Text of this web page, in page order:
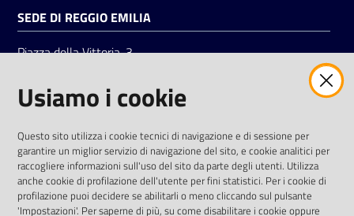
SEDE DI REGGIO EMILIA
Piazza della Vittoria, 3
Tel.0522 7961
LinkedinFacebookInstagram
Usiamo i cookie
Questo sito utilizza i cookie tecnici di navigazione e di sessione per
garantire un miglior servizio di navigazione del sito, e cookie analitici per
raccogliere informazioni sull'uso del sito da parte degli utenti. Utilizza
anche cookie di profilazione dell'utente per fini statistici. Per i cookie di
profilazione puoi decidere se abilitarli o meno cliccando sul pulsante
'Impostazioni'. Per saperne di più, su come disabilitare i cookie oppure